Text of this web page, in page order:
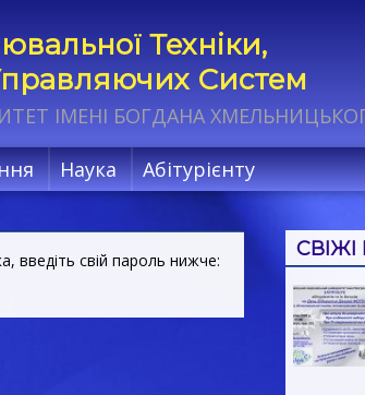
Техніки,
Систем
ІМЕНІ БОГДАНА
Наука Абітурієнту
введіть свій пароль нижче: